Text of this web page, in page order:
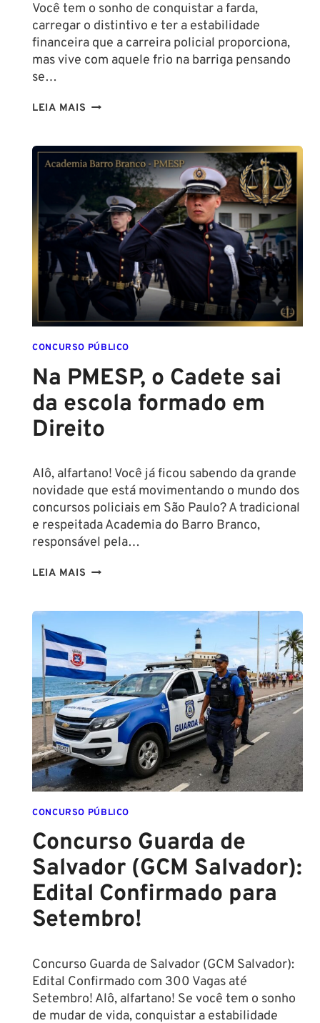
Você tem o sonho de conquistar a farda,
carregar o distintivo e ter a estabilidade
financeira que a carreira policial proporciona,
mas vive com aquele frio na barriga pensando
se…
LEIA MAIS TENHO
SER
POLICIAL?
DESCUBRA
AS
NOVAS
REGRAS!
ALTURA
MÍNIMA
PARA
CONCURSO
POLICIAL:
CONCURSO PÚBLICO
Na PMESP, o Cadete sai
da escola formado em
Direito
Alô, alfartano! Você já ficou sabendo da grande
novidade que está movimentando o mundo dos
concursos policiais em São Paulo? A tradicional
e respeitada Academia do Barro Branco,
responsável pela…
LEIA MAIS NA
SAI
DA
ESCOLA
FORMADO
EM
DIREITO
CONCURSO PÚBLICO
Concurso Guarda de
Salvador (GCM Salvador):
Edital Confirmado para
Setembro!
Concurso Guarda de Salvador (GCM Salvador):
Edital Confirmado com 300 Vagas até
Setembro! Alô, alfartano! Se você tem o sonho
de mudar de vida, conquistar a estabilidade